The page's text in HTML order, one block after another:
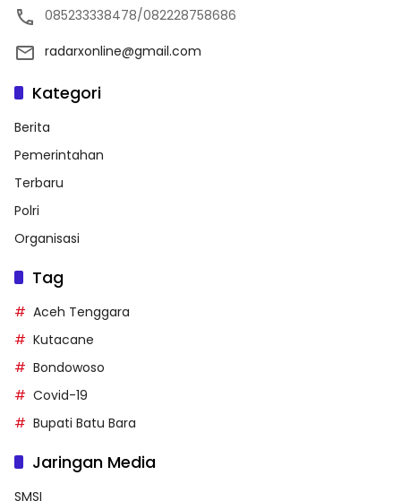
085233338478/082228758686
radarxonline@gmail.com
Kategori
Berita
Pemerintahan
Terbaru
Polri
Organisasi
Tag
Aceh Tenggara
Kutacane
Bondowoso
Covid-19
Bupati Batu Bara
Jaringan Media
SMSI